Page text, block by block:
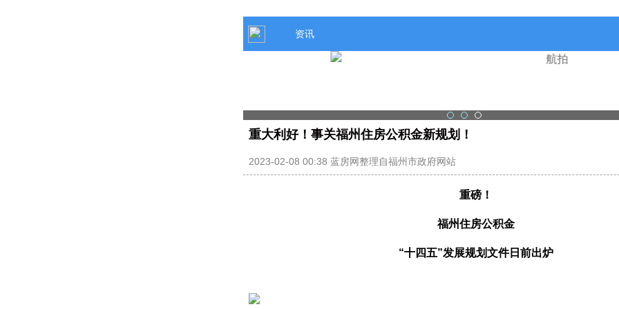
资讯
重大利好！事关福州住房公积金新规划！
2023-02-08 00:38 蓝房网整理自福州市政府网站
重磅！
福州住房公积金
“十四五”发展规划文件日前出炉